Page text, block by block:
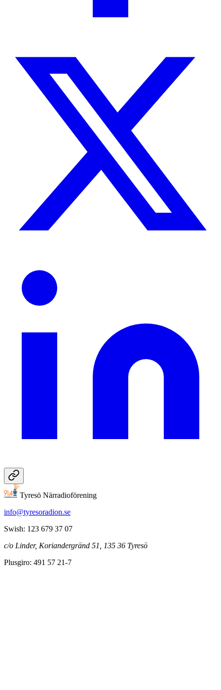
Tyresö Närradioförening
info@tyresoradion.se
Swish: 123 679 37 07
c/o Linder, Koriandergränd 51, 135 36 Tyresö
Plusgiro: 491 57 21-7